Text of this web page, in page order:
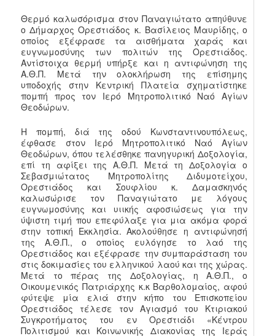
Θερμό καλωσόρισμα στον Παναγιώτατο απηύθυνε
ο Δήμαρχος Ορεστιάδος κ. Βασίλειος Μαυρίδης, ο
οποίος εξέφρασε τα αισθήματα χαράς και
ευγνωμοσύνης των πολιτών της Ορεστιάδος.
Αντίστοιχα θερμή υπήρξε και η αντιφώνηση της
Α.Θ.Π. Μετά την ολοκλήρωση της επίσημης
υποδοχής στην Κεντρική Πλατεία σχηματίστηκε
πομπή προς τον Ιερό Μητροπολιτικό Ναό Αγίων
Θεοδώρων.
Η πομπή, διά της οδού Κωνσταντινουπόλεως,
έφθασε στον Ιερό Μητροπολιτικό Ναό Αγίων
Θεοδώρων, όπου τελέσθηκε πανηγυρική Δοξολογία,
επί τη αφίξει της Α.Θ.Π. Μετά τη Δοξολογία ο
Σεβασμιώτατος Μητροπολίτης Διδυμοτείχου,
Ορεστιάδος και Σουφλίου κ. Δαμασκηνός
καλωσώρισε τον Παναγιώτατο με λόγους
ευγνωμοσύνης και υιικής αφοσιώσεως για την
ύψιστη τιμή που επεφύλαξε για μια ακόμα φορά
στην τοπική Εκκλησία. Ακολούθησε η αντιφώνησή
της Α.Θ.Π., ο οποίος ευλόγησε το λαό της
Ορεστιάδος και εξέφρασε την συμπαράσταση του
στις δοκιμασίες του ελληνικού λαού και της χώρας.
Μετά το πέρας της Δοξολογίας, η Α.Θ.Π., ο
Οικουμενικός Πατριάρχης κ.κ Βαρθολομαίος, αφού
φύτεψε μία ελιά στην κήπο του Επισκοπείου
Ορεστιάδος τέλεσε τον Αγιασμό του Κτιριακού
Συγκροτήματος του εν Ορεστιάδι «Κέντρου
Πολιτισμού και Κοινωνικής Διακονίας της Ιεράς